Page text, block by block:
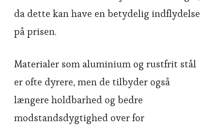
da dette kan have en betydelig indflydelse
på prisen.
Materialer som aluminium og rustfrit stål
er ofte dyrere, men de tilbyder også
længere holdbarhed og bedre
modstandsdygtighed over for